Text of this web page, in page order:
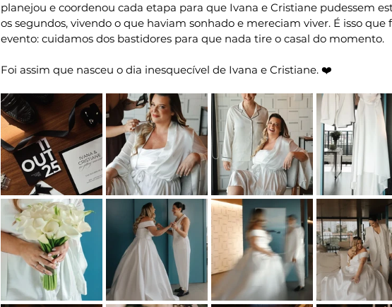
planejou e coordenou cada etapa para que Ivana e Cristiane pudessem
os segundos, vivendo o que haviam sonhado e mereciam viver. É isso que
evento: cuidamos dos bastidores para que nada tire o casal do momento.
Foi assim que nasceu o dia inesquecível de Ivana e Cristiane. ❤️